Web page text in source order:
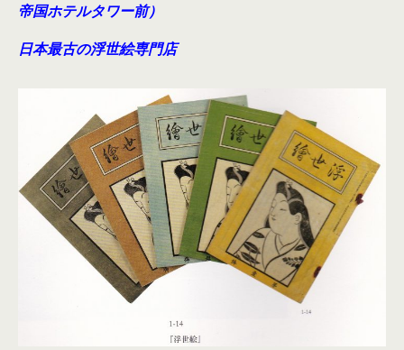
帝国ホテルタワー前）
日本最古の浮世絵専門店